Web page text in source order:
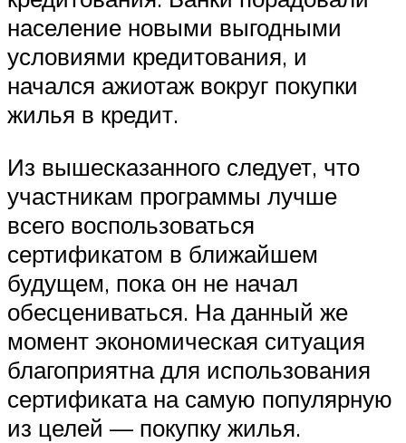
население новыми выгодными
условиями кредитования, и
начался ажиотаж вокруг покупки
жилья в кредит.
Из вышесказанного следует, что
участникам программы лучше
всего воспользоваться
сертификатом в ближайшем
будущем, пока он не начал
обесцениваться. На данный же
момент экономическая ситуация
благоприятна для использования
сертификата на самую популярную
из целей — покупку жилья.